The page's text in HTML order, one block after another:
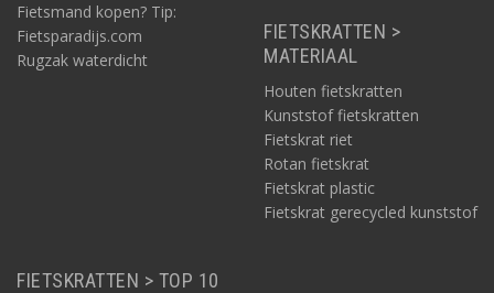
Fietsmand kopen? Tip:
Fietsparadijs.com
Rugzak waterdicht
FIETSKRATTEN >
MATERIAAL
Houten fietskratten
Kunststof fietskratten
Fietskrat riet
Rotan fietskrat
Fietskrat plastic
Fietskrat gerecycled kunststof
FIETSKRATTEN > TOP 10